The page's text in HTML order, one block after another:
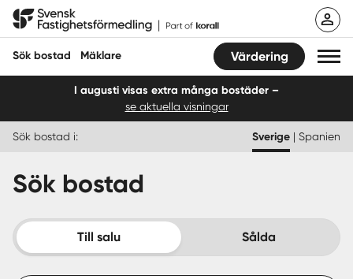
Hoppa
Svensk Fastighetsförmedling
Sök bostad Mäklare Värdering
Sälja
Köpa
I augusti visas extra många bostäder –
se aktuella visningar
Sök bostad i: Sverige | Spanien
Sök bostad
Till salu Sålda